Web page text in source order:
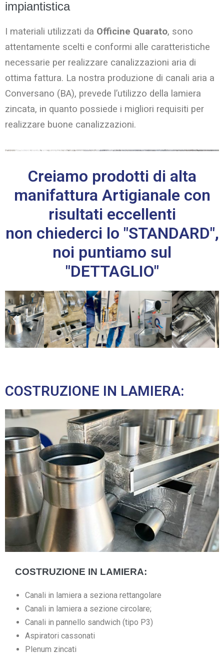
impiantistica
I materiali utilizzati da Officine Quarato, sono
attentamente scelti e conformi alle caratteristiche
necessarie per realizzare canalizzazioni aria di
ottima fattura. La nostra produzione di canali aria a
Conversano (BA), prevede l’utilizzo della lamiera
zincata, in quanto possiede i migliori requisiti per
realizzare buone canalizzazioni.
Creiamo prodotti di alta
manifattura Artigianale con
risultati eccellenti
non chiederci lo "STANDARD",
noi puntiamo sul
"DETTAGLIO"
COSTRUZIONE IN LAMIERA:
COSTRUZIONE IN LAMIERA:
Canali in lamiera a seziona rettangolare
Canali in lamiera a sezione circolare;
Canali in pannello sandwich (tipo P3)
Aspiratori cassonati
Plenum zincati